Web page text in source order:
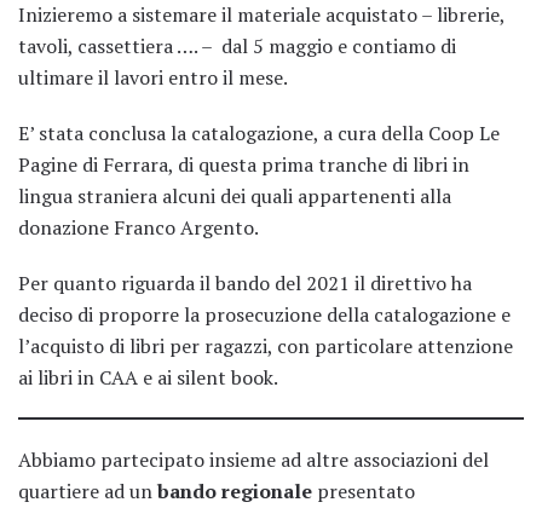
Inizieremo a sistemare il materiale acquistato – librerie,
tavoli, cassettiera …. – dal 5 maggio e contiamo di
ultimare il lavori entro il mese.
E’ stata conclusa la catalogazione, a cura della Coop Le
Pagine di Ferrara, di questa prima tranche di libri in
lingua straniera alcuni dei quali appartenenti alla
donazione Franco Argento.
Per quanto riguarda il bando del 2021 il direttivo ha
deciso di proporre la prosecuzione della catalogazione e
l’acquisto di libri per ragazzi, con particolare attenzione
ai libri in CAA e ai silent book.
Abbiamo partecipato insieme ad altre associazioni del
quartiere ad unbando regionale presentato